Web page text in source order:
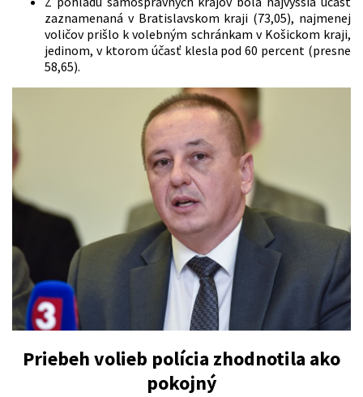
zaznamenaná v Bratislavskom kraji (73,05), najmenej
voličov prišlo k volebným schránkam v Košickom kraji,
jedinom, v ktorom účasť klesla pod 60 percent (presne
58,65).
Priebeh volieb polícia zhodnotila ako
pokojný